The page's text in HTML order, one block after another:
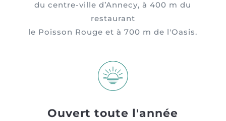
du centre-ville d’Annecy, à 400 m du
restaurant
le Poisson Rouge et à 700 m de l'Oasis.
Ouvert toute l'année